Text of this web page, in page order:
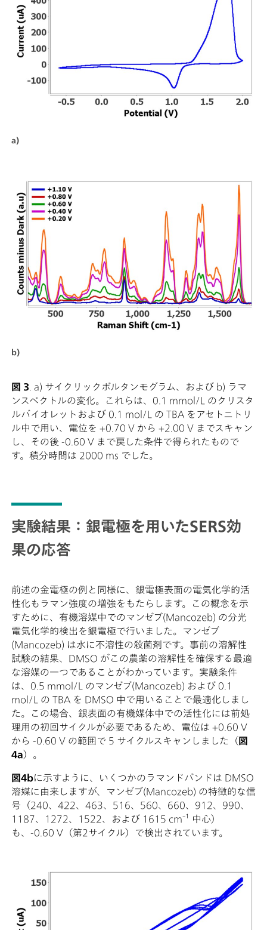
a)
b)
図 3 . a) サイクリックボルタンモグラム、および b) ラマ
ンスペクトルの変化。これらは、0.1 mmol/L のクリスタ
ルバイオレットおよび 0.1 mol/L の TBA をアセトニトリ
ル中で用い、電位を +0.70 V から +2.00 V までスキャン
し、その後 -0.60 V まで戻した条件で得られたもので
す。積分時間は 2000 ms でした。
実験結果：銀電極を用いたSERS効
果の応答
前述の金電極の例と同様に、銀電極表面の電気化学的活
性化もラマン強度の増強をもたらします。この概念を示
すために、有機溶媒中でのマンゼブ(Mancozeb) の分光
電気化学的検出を銀電極で行いました。マンゼブ
(Mancozeb) は水に不溶性の殺菌剤です。事前の溶解性
試験の結果、DMSO がこの農薬の溶解性を確保する最適
な溶媒の一つであることがわかっています。実験条件
は、0.5 mmol/L のマンゼブ(Mancozeb) および 0.1
mol/L の TBA を DMSO 中で用いることで最適化しまし
た。この場合、銀表面の有機媒体中での活性化には前処
理用の初回サイクルが必要であるため、電位は +0.60 V
から -0.60 V の範囲で 5 サイクルスキャンしました（ 図
4a）。
図4bに示すように、いくつかのラマンドバンドは DMSO
溶媒に由来しますが、マンゼブ(Mancozeb) の特徴的な信
号（240、422、463、516、560、660、912、990、
1187、1272、1522、および 1615 cm⁻¹ 中心）
も、-0.60 V（第2サイクル）で検出されています。